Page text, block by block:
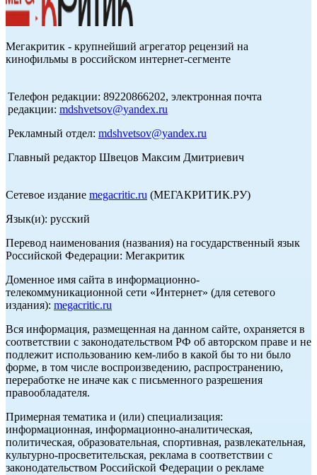
Мегакритик - крупнейший агрегатор рецензий на
кинофильмы в российском интернет-сегменте
Телефон редакции: 89220866202, электронная почта
редакции: mdshvetsov@yandex.ru
Рекламный отдел: mdshvetsov@yandex.ru
Главный редактор Швецов Максим Дмитриевич
Сетевое издание megacritic.ru (МЕГАКРИТИК.РУ)
Язык(и): русский
Перевод наименования (названия) на государственный язык
Российской Федерации: Мегакритик
Доменное имя сайта в информационно-
телекоммуникационной сети «Интернет» (для сетевого
издания): megacritic.ru
Вся информация, размещенная на данном сайте, охраняется в
соответствии с законодательством РФ об авторском праве и не
подлежит использованию кем-либо в какой бы то ни было
форме, в том числе воспроизведению, распространению,
переработке не иначе как с письменного разрешения
правообладателя.
Примерная тематика и (или) специализация:
информационная, информационно-аналитическая,
политическая, образовательная, спортивная, развлекательная,
культурно-просветительская, реклама в соответствии с
законодательством Российской Федерации о рекламе